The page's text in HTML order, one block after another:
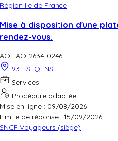
Région Ile de France
Mise à disposition d'une
rendez-vous.
AO : AO-2634-0246
93 - SEQENS
Services
Procédure adaptée
Mise en ligne : 09/08/2026
Limite de réponse : 15/09/2026
SNCF Voyageurs (siège)